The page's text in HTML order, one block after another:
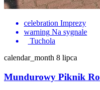
celebration Imprezy
warning Na sygnale
Tuchola
calendar_month 8 lipca
Mundurowy Piknik